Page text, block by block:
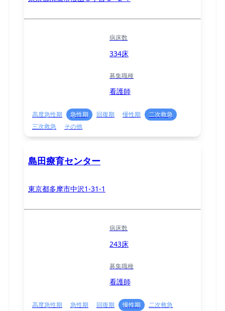
病床数
334床
募集職種
看護師
高度急性期 急性期 回復期 慢性期
二次救急
三次救急
その他
島田療育センター
東京都多摩市中沢1-31-1
病床数
243床
募集職種
看護師
高度急性期 急性期 回復期 慢性期
二次救急